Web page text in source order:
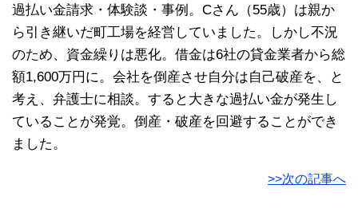
過払い金請求・体験談・事例。Cさん（55歳）は親か
ら引き継いだ町工場を経営していました。しかし不況
のため、資金繰りは悪化。借金は6社の貸金業者から総
額1,600万円に。会社を倒産させ自分は自己破産を、と
考え、弁護士に相談。すると大きな過払い金が発生し
ていることが発覚。倒産・破産を回避することができ
ました。
>>次の記事へ